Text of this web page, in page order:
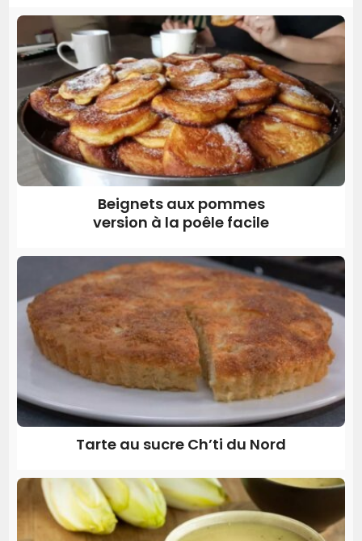
Beignets aux pommes
version à la poêle facile
Tarte au sucre Ch’ti du Nord